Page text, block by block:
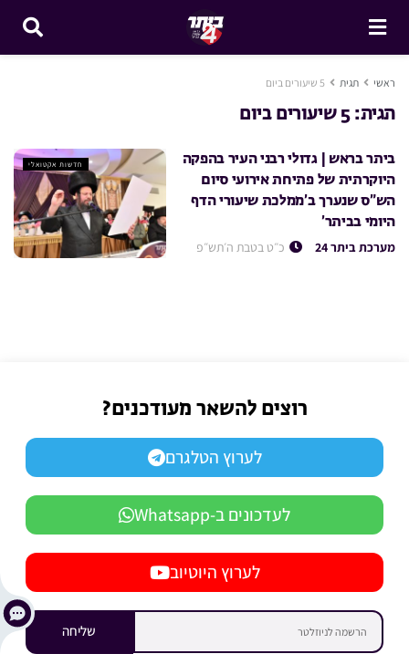
ראשי תגית 5 שיעורים ביום
תגית:5 שיעורים ביום
חדשות אקטואלי
ביתר בראש | גדולי רבני העיר בהפקה
היוקרתית של פתיחת אירועי סיום
הש”ס שנערך ב’ממלכת שיעורי הדף
היומי בביתר’
מערכת ביתר 24 כ״ט בטבת ה׳תש״פ
רוצים להשאר מעודכנים?
לערוץ הטלגרם
לעדכונים ב-Whatsapp
לערוץ היוטיוב
שליחה